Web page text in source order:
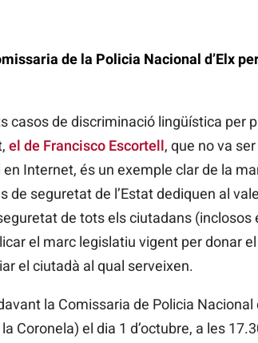
de la Policia Nacional d’Elx
casos de discriminació lingüística per
el de Francisco Escortell, que no va
Internet, és un exemple clar de la
seguretat de l’Estat dediquen al
de tots els ciutadans (inclosos
el marc legislatiu vigent per donar
el ciutadà al qual serveixen.
la Comissaria de Policia Nacional
Coronela) el dia 1 d’octubre, a les